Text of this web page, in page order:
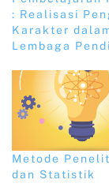
: Realisasi
Karakter
Lembaga
Metode
dan Statistik